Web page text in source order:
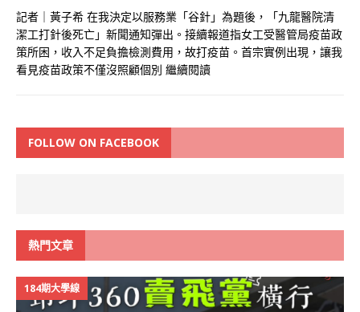
記者｜黃子希 在我決定以服務業「谷針」為題後，「九龍醫院清
潔工打針後死亡」新聞通知彈出。接續報道指女工受醫管局疫苗政
策所困，收入不足負擔檢測費用，故打疫苗。首宗實例出現，讓我
看見疫苗政策不僅沒照顧個別 繼續閱讀
FOLLOW ON FACEBOOK
熱門文章
184期大學線